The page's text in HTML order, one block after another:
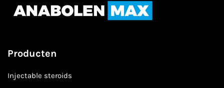
Producten
Injectable steroids